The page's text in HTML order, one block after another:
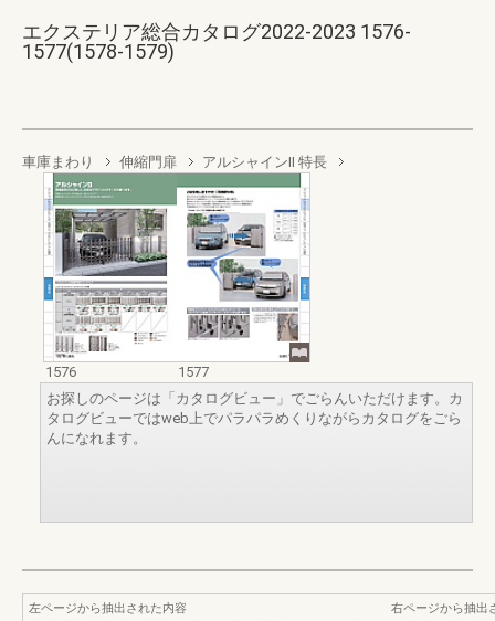
エクステリア総合カタログ2022-2023 1576-
1577(1578-1579)
車庫まわり 伸縮門扉 アルシャインII 特長
1576
1577
お探しのページは「カタログビュー」でごらんいただけます。カ
タログビューではweb上でパラパラめくりながらカタログをごら
んになれます。
左ページから抽出された内容
右ページから抽出